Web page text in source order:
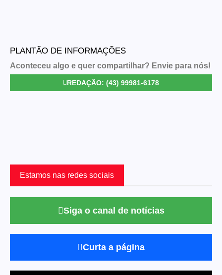
PLANTÃO DE INFORMAÇÕES
Aconteceu algo e quer compartilhar? Envie para nós!
REDAÇÃO: (43) 99981-6178
Estamos nas redes sociais
Siga o canal de notícias
Curta a página